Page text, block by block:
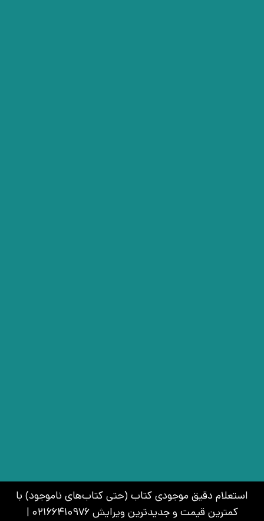
استعلام دقیق موجودی کتاب (حتی کتاب‌های ناموجود) با
کمترین قیمت و جدیدترین ویرایش 02166410976 |